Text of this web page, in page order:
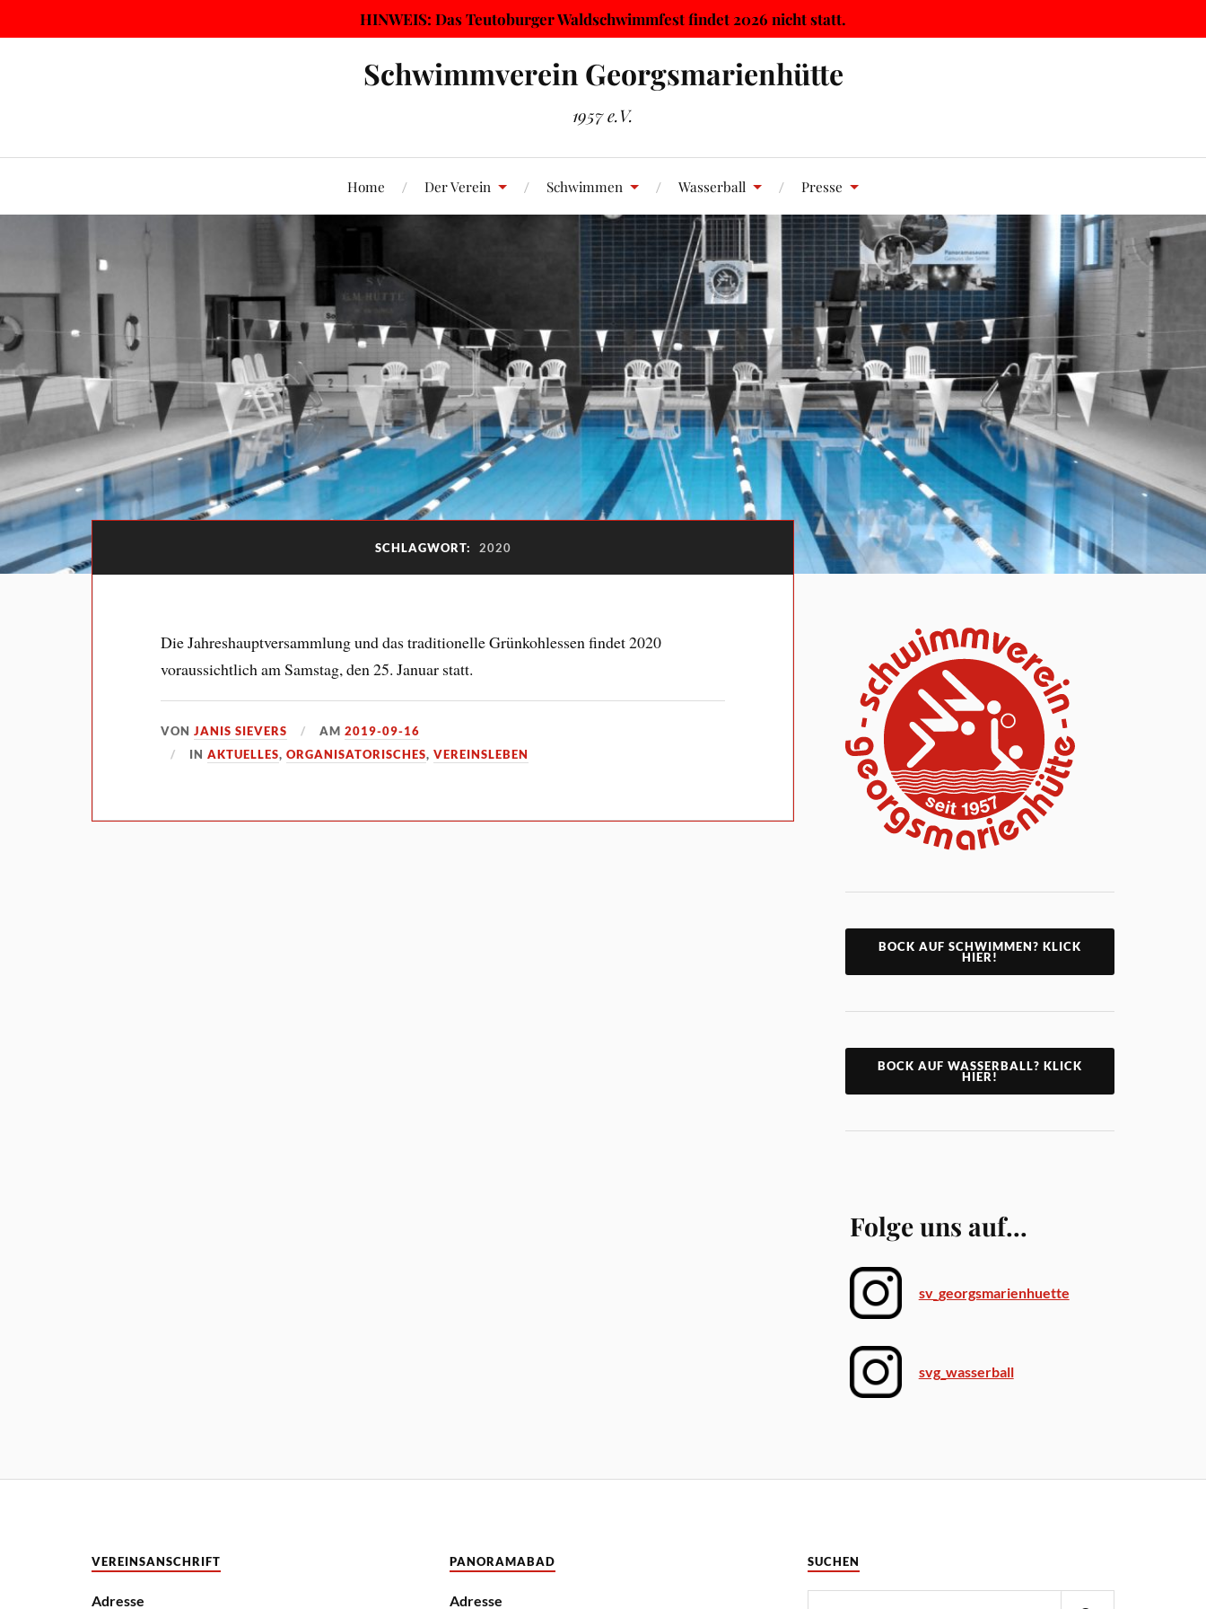
HINWEIS: Das Teutoburger Waldschwimmfest findet 2026 nicht statt.
Schwimmverein Georgsmarienhütte
1957 e.V.
Home Der Verein Schwimmen Wasserball Presse
SCHLAGWORT: 2020
Die Jahreshauptversammlung und das traditionelle Grünkohlessen findet 2020
voraussichtlich am Samstag, den 25. Januar statt.
VONJANIS SIEVERS AM2019-09-16
INAKTUELLES,ORGANISATORISCHES,VEREINSLEBEN
BOCK AUF SCHWIMMEN? KLICK
HIER!
BOCK AUF WASSERBALL? KLICK
HIER!
Folge uns auf...
sv_georgsmarienhuette
svg_wasserball
VEREINSANSCHRIFT
Adresse
PANORAMABAD
Adresse
SUCHEN